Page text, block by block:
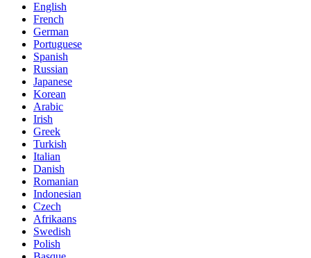
English
French
German
Portuguese
Spanish
Russian
Japanese
Korean
Arabic
Irish
Greek
Turkish
Italian
Danish
Romanian
Indonesian
Czech
Afrikaans
Swedish
Polish